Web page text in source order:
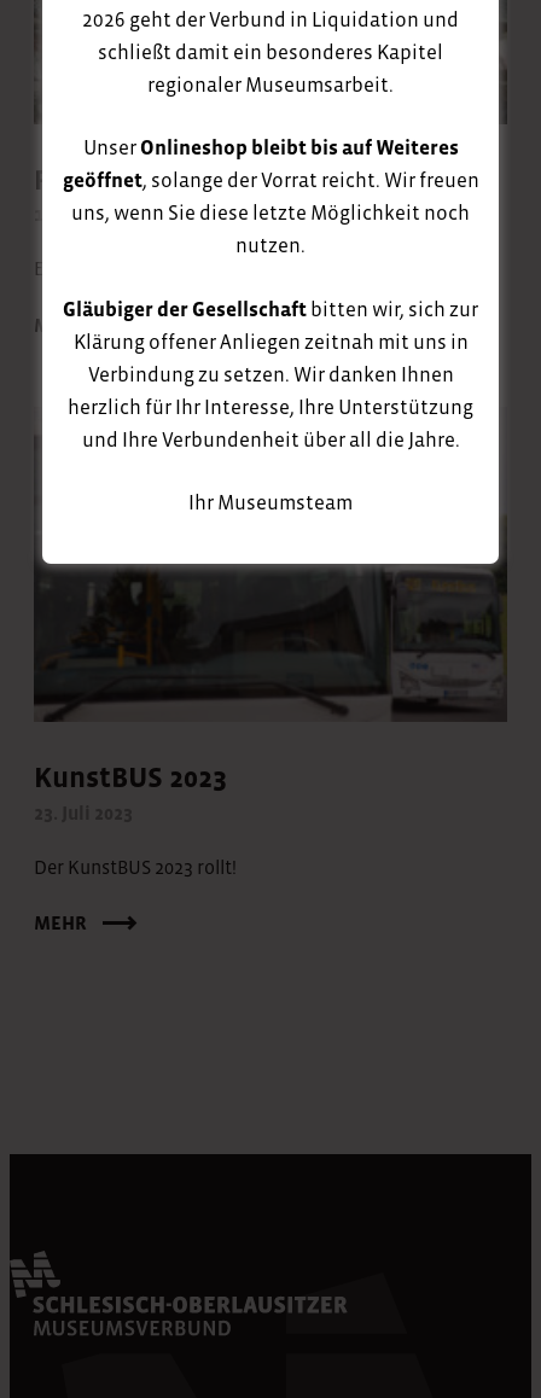
Rückblick 2023
19. Dezember 2023
Ein kurzer Jahresrückblick auf 2023.
MEHR
KunstBUS 2023
Der KunstBUS 2023 rollt!
MEHR
2026 geht der Verbund in Liquidation und
schließt damit ein besonderes Kapitel
regionaler Museumsarbeit.
UnserOnlineshop bleibt bis auf Weiteres
geöffnet, solange der Vorrat reicht. Wir freuen
uns, wenn Sie diese letzte Möglichkeit noch
nutzen.
Gläubiger der Gesellschaft bitten wir, sich zur
Klärung offener Anliegen zeitnah mit uns in
Verbindung zu setzen. Wir danken Ihnen
herzlich für Ihr Interesse, Ihre Unterstützung
und Ihre Verbundenheit über all die Jahre.
Ihr Museumsteam